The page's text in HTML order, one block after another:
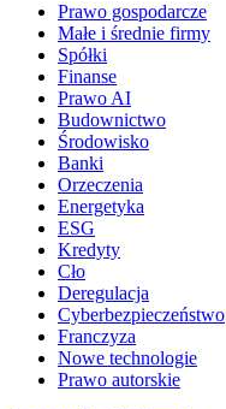
Prawo gospodarcze
Małe i średnie firmy
Spółki
Finanse
Prawo AI
Budownictwo
Środowisko
Banki
Orzeczenia
Energetyka
ESG
Kredyty
Cło
Deregulacja
Cyberbezpieczeństwo
Franczyza
Nowe technologie
Prawo autorskie